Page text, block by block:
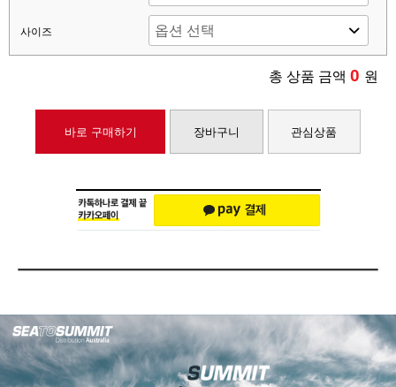
사이즈
총 상품 금액 0 원
바로 구매하기 장바구니 관심상품